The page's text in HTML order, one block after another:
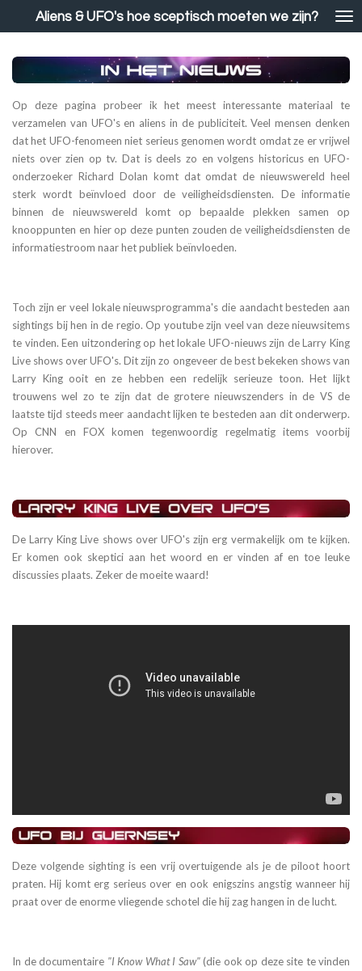
direct
hoofdinhoud
Aliens & UFO's hoe sceptisch moeten we zijn?
Op deze pagina probeer ik het meest interessante materiaal te
verzamelen van UFO's en aliens in de publiciteit. Veel mensen denken
dat het UFO-fenomeen niet serieus genomen wordt omdat ze er vrijwel
niets over zien op tv. Dat is deels zo en volgens historicus en UFO-
onderzoeker Richard Dolan komt dat omdat de nieuwswereld heel
sterk wordt beïnvloed door de veiligheidsdiensten. De informatie
binnen de nieuwswereld komt op bepaalde plekken samen op
knooppunten en hier op deze punten zouden de veiligheidsdiensten de
informatiestroom naar het publiek beïnvloeden.
Toch zijn er veel lokale nieuwsprogramma's die aandacht besteden aan
sightings bij hen in de regio. Op youtube zijn veel van deze nieuwsitems
te vinden. Een uitzondering op het lokale UFO-nieuws zijn de Larry King
Live shows over UFO's. Dit zijn zo ongeveer de best bekeken shows van
Larry King ooit en ze hebben een redelijk serieuze toon. Het lijkt
trouwens wel zo te zijn dat de grotere nieuwszenders in de VS de
laatste tijd steeds meer aandacht lijken te besteden aan dit onderwerp.
Op CNN en FOX komen tegenwoordig regelmatig items voorbij
hierover.
De Larry King Live shows over UFO's zijn erg vermakelijk om te kijken.
Er komen ook skeptici aan het woord en er vinden af en toe leuke
discussies plaats. Zeker de moeite waard!
Deze volgende sighting is een vrij overtuigende als je de piloot hoort
praten. Hij komt erg serieus over en ook enigszins angstig wanneer hij
praat over de enorme vliegende schotel die hij zag hangen in de lucht.
In de documentaire "I Know What I Saw"(die ook op deze site te vinden